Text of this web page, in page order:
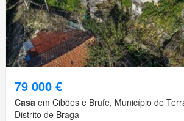
79 000 €
Casa em Cibões e Brufe, Município de
Distrito de Braga